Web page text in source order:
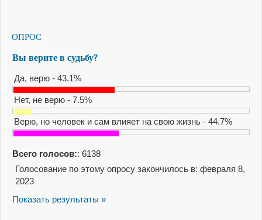
ОПРОС
Вы верите в судьбу?
Да, верю - 43.1%
Нет, не верю - 7.5%
Верю, но человек и сам влияет на свою жизнь - 44.7%
Всего голосов:: 6138
Голосование по этому опросу закончилось в: февраля 8,
2023
Показать результаты »